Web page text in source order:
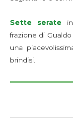
Sette serate
frazione di
una
brindisi.